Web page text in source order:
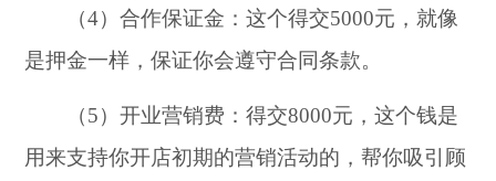
（4）合作保证金：这个得交5000元，就像
是押金一样，保证你会遵守合同条款。
（5）开业营销费：得交8000元，这个钱是
用来支持你开店初期的营销活动的，帮你吸引顾